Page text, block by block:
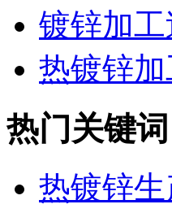
镀锌加
热镀锌
热门关键词
热镀锌